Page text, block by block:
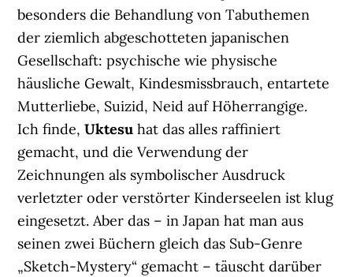
besonders die Behandlung von Tabuthemen
der ziemlich abgeschotteten japanischen
Gesellschaft: psychische wie physische
häusliche Gewalt, Kindesmissbrauch, entartete
Mutterliebe, Suizid, Neid auf Höherrangige.
Ich finde,Uktesuhat das alles raffiniert
gemacht, und die Verwendung der
Zeichnungen als symbolischer Ausdruck
verletzter oder verstörter Kinderseelen ist klug
eingesetzt. Aber das – in Japan hat man aus
seinen zwei Büchern gleich das Sub-Genre
„Sketch-Mystery“ gemacht – täuscht darüber